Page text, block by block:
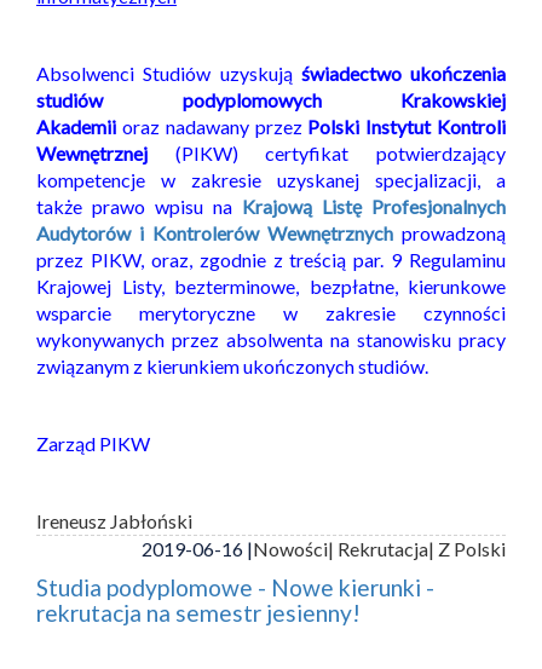
Absolwenci Studiów uzyskują świadectwo ukończenia
studiów podyplomowych Krakowskiej
Akademii oraz nadawany przez Polski Instytut Kontroli
Wewnętrznej (PIKW) certyfikat potwierdzający
kompetencje w zakresie uzyskanej specjalizacji, a
także prawo wpisu na Krajową Listę Profesjonalnych
Audytorów i Kontrolerów Wewnętrznych prowadzoną
przez PIKW, oraz, zgodnie z treścią par. 9 Regulaminu
Krajowej Listy, bezterminowe, bezpłatne, kierunkowe
wsparcie merytoryczne w zakresie czynności
wykonywanych przez absolwenta na stanowisku pracy
związanym z kierunkiem ukończonych studiów.
Zarząd PIKW
Ireneusz Jabłoński
2019-06-16 |Nowości| Rekrutacja| Z Polski
Studia podyplomowe - Nowe kierunki -
rekrutacja na semestr jesienny!